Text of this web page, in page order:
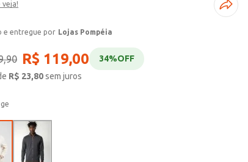
veja!
Lojas Pompéia
,90 R$ 119,00 34%OFF
R$ 23,80sem juros